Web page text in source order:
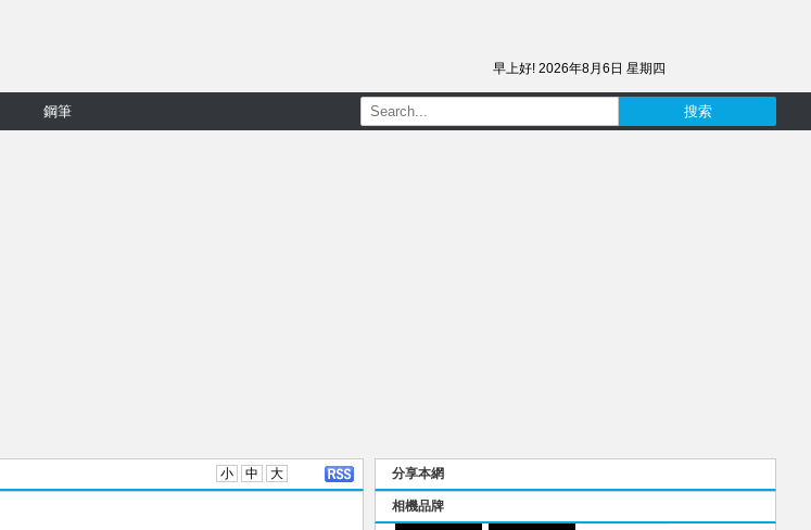
早上好! 2026年8月6日 星期四
鋼筆
小 中 大 分享本網
相機品牌